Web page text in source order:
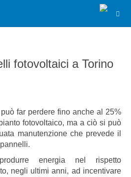
fotovoltaici a Torino
far perdere fino anche al 25%
fotovoltaico, ma a ciò si può
manutenzione che prevede il
energia nel rispetto
negli ultimi anni, ad incentivare